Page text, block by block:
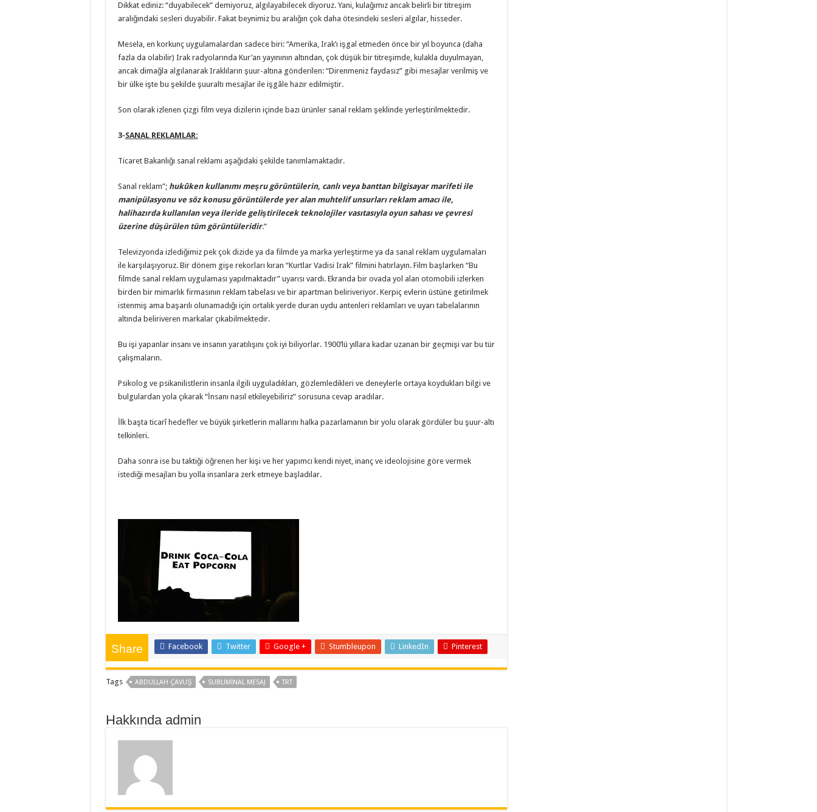
Dikkat ediniz: “duyabilecek” demiyoruz, algılayabilecek diyoruz. Yani, kulağımız ancak belirli bir titreşim
aralığındaki sesleri duyabilir. Fakat beynimiz bu aralığın çok daha ötesindeki sesleri algılar, hisseder.
Mesela, en korkunç uygulamalardan sadece biri: “Amerika, Irak’ı işgal etmeden önce bir yıl boyunca (daha
fazla da olabilir) Irak radyolarında Kur’an yayınının altından, çok düşük bir titreşimde, kulakla duyulmayan,
ancak dimağla algılanarak Iraklıların şuur-altına gönderilen: “Direnmeniz faydasız” gibi mesajlar verilmiş ve
bir ülke işte bu şekilde şuuraltı mesajlar ile işgâle hazır edilmiştir.
Son olarak izlenen çizgi film veya dizilerin içinde bazı ürünler sanal reklam şeklinde yerleştirilmektedir.
3-SANAL REKLAMLAR:
Ticaret Bakanlığı sanal reklamı aşağıdaki şekilde tanımlamaktadır.
Sanal reklam”; hukûken kullanımı meşru görüntülerin, canlı veya banttan bilgisayar marifeti ile
manipülasyonu ve söz konusu görüntülerde yer alan muhtelif unsurları reklam amacı ile,
halihazırda kullanılan veya ileride geliştirilecek teknolojiler vasıtasıyla oyun sahası ve çevresi
üzerine düşürülen tüm görüntüleridir.”
Televizyonda izlediğimiz pek çok dizide ya da filmde ya marka yerleştirme ya da sanal reklam uygulamaları
ile karşılaşıyoruz. Bir dönem gişe rekorları kıran “Kurtlar Vadisi Irak” filmini hatırlayın. Film başlarken “Bu
filmde sanal reklam uygulaması yapılmaktadır” uyarısı vardı. Ekranda bir ovada yol alan otomobili izlerken
birden bir mimarlık firmasının reklam tabelası ve bir apartman beliriveriyor. Kerpiç evlerin üstüne getirilmek
istenmiş ama başarılı olunamadığı için ortalık yerde duran uydu antenleri reklamları ve uyarı tabelalarının
altında beliriveren markalar çıkabilmektedir.
Bu işi yapanlar insanı ve insanın yaratılışını çok iyi biliyorlar. 1900’lü yıllara kadar uzanan bir geçmişi var bu tür
çalışmaların.
Psikolog ve psikanilistlerin insanla ilgili uyguladıkları, gözlemledikleri ve deneylerle ortaya koydukları bilgi ve
bulgulardan yola çıkarak “İnsanı nasıl etkileyebiliriz” sorusuna cevap aradılar.
İlk başta ticarî hedefler ve büyük şirketlerin mallarını halka pazarlamanın bir yolu olarak gördüler bu şuur-altı
telkinleri.
Daha sonra ise bu taktiği öğrenen her kişi ve her yapımcı kendi niyet, inanç ve ideolojisine göre vermek
istediği mesajları bu yolla insanlara zerk etmeye başladılar.
Share Facebook Twitter Google + Stumbleupon LinkedIn Pinterest
Tags ABDULLAH ÇAVUŞ SUBLİMİNAL MESAJ TRT
Hakkında admin